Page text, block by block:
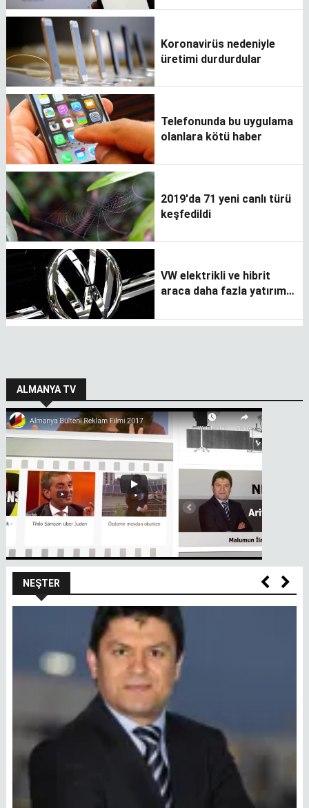
Koronavirüs nedeniyle
üretimi durdurdular
Telefonunda bu uygulama
olanlara kötü haber
2019'da 71 yeni canlı türü
keşfedildi
VW elektrikli ve hibrit
araca daha fazla yatırım
ALMANYA TV
NEŞTER